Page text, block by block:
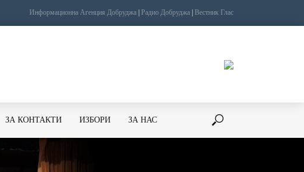
Информационна Агенция Добруджа Радио Добруджа Вестник Глас
ЗА КОНТАКТИ ИЗБОРИ ЗА НАС